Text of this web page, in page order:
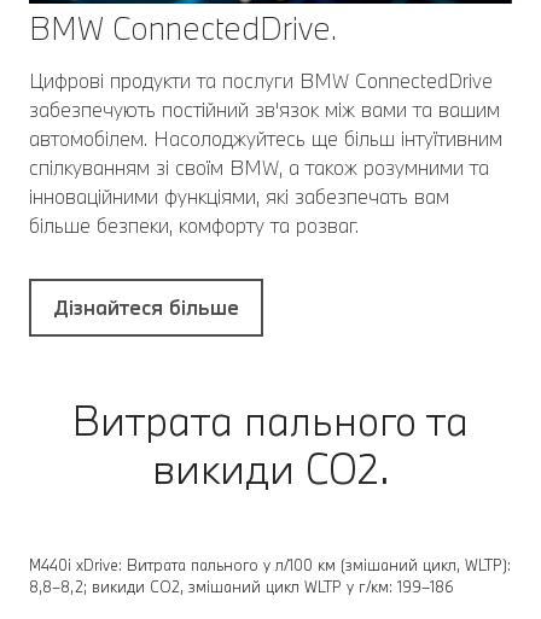
BMW ConnectedDrive.
Цифрові продукти та послуги BMW ConnectedDrive
забезпечують постійний зв'язок між вами та вашим
автомобілем. Насолоджуйтесь ще більш інтуїтивним
спілкуванням зі своїм BMW, а також розумними та
інноваційними функціями, які забезпечать вам
більше безпеки, комфорту та розваг.
Дізнайтеся більше
Витрата пального та
викиди CO2.
M440i xDrive: Витрата пального у л/100 км (змішаний цикл, WLTP):
8,8–8,2; викиди CO2, змішаний цикл WLTP у г/км: 199–186